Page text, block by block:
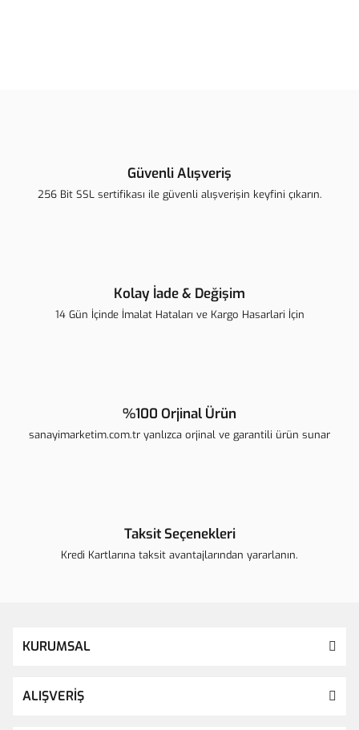
Ürün açıklamasında eksik bilgiler bulunuyor.
Güvenli Alışveriş
256 Bit SSL sertifikası ile güvenli alışverişin keyfini çıkarın.
Kolay İade & Değişim
14 Gün İçinde İmalat Hataları ve Kargo Hasarlari İçin
%100 Orjinal Ürün
sanayimarketim.com.tr yanlızca orjinal ve garantili ürün sunar
Taksit Seçenekleri
Kredi Kartlarına taksit avantajlarından yararlanın.
KURUMSAL
ALIŞVERİŞ